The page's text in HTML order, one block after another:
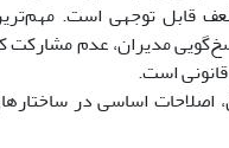
قابل توجهی است.
مدیران، عدم مشارکت
است.
اساسی در